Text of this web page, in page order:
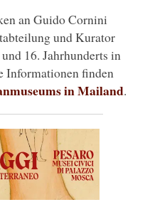
an Guido Cornini
und Kurator
16. Jahrhunderts in
Informationen finden
in Mailand.